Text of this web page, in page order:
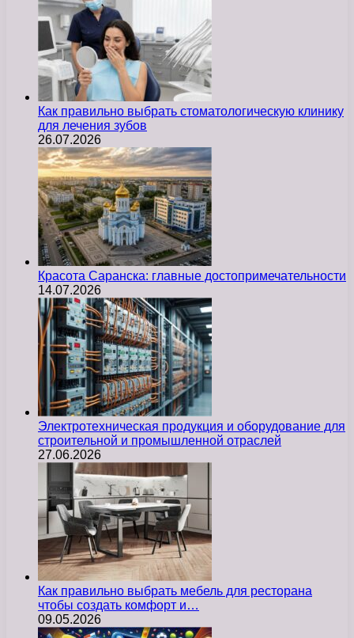
Как правильно выбрать стоматологическую клинику
для лечения зубов
26.07.2026
Красота Саранска: главные достопримечательности
14.07.2026
Электротехническая продукция и оборудование для
строительной и промышленной отраслей
27.06.2026
Как правильно выбрать мебель для ресторана
чтобы создать комфорт и…
09.05.2026